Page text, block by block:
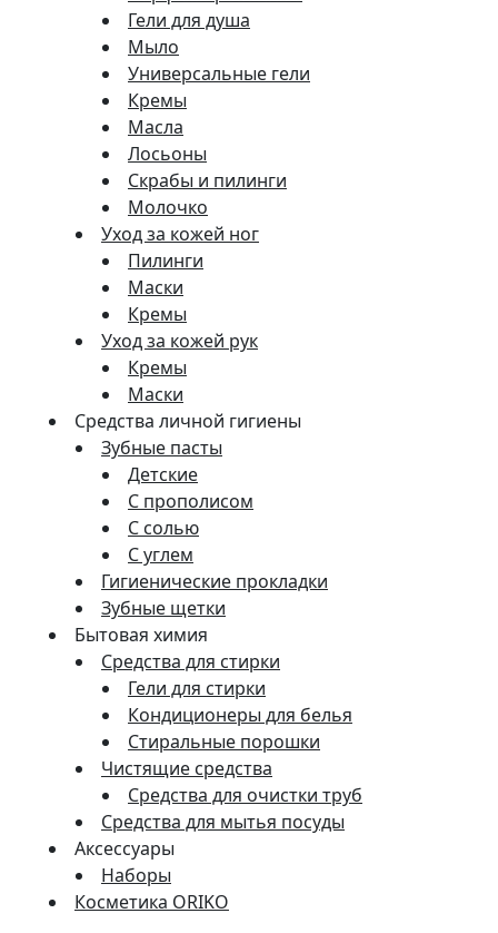
Гели для душа
Мыло
Универсальные гели
Кремы
Масла
Лосьоны
Скрабы и пилинги
Молочко
Уход за кожей ног
Пилинги
Маски
Кремы
Уход за кожей рук
Кремы
Маски
Средства личной гигиены
Зубные пасты
Детские
С прополисом
С солью
С углем
Гигиенические прокладки
Зубные щетки
Бытовая химия
Средства для стирки
Гели для стирки
Кондиционеры для белья
Стиральные порошки
Чистящие средства
Средства для очистки труб
Средства для мытья посуды
Аксессуары
Наборы
Косметика ORIKO